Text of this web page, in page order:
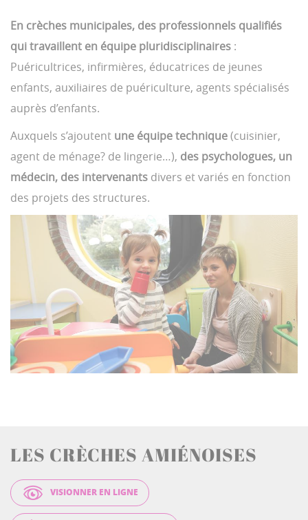
En crèches municipales, des professionnels qualifiés
qui travaillent en équipe pluridisciplinaires :
Puéricultrices, infirmières, éducatrices de jeunes
enfants, auxiliaires de puériculture, agents spécialisés
auprès d’enfants.
Auxquels s’ajoutent une équipe technique(cuisinier,
agent de ménage? de lingerie…), des psychologues, un
médecin, des intervenants divers et variés en fonction
des projets des structures.
LES CRÈCHES AMIÉNOISES
VISIONNER EN LIGNE